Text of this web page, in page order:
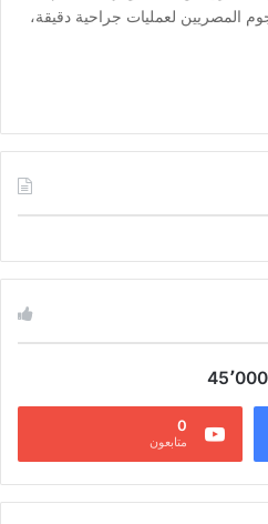
المصريين لعمليات جراحية دقيقة،
45٬000
0
متابعون